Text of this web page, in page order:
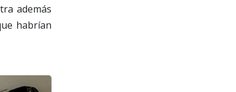
además
habrían